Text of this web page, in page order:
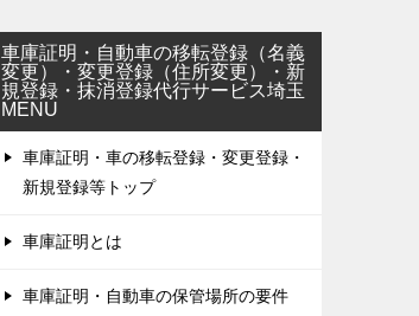
車庫証明・自動車の移転登録（名義
変更）・変更登録（住所変更）・新
規登録・抹消登録代行サービス埼玉
MENU
車庫証明・車の移転登録・変更登録・
新規登録等トップ
車庫証明とは
車庫証明・自動車の保管場所の要件